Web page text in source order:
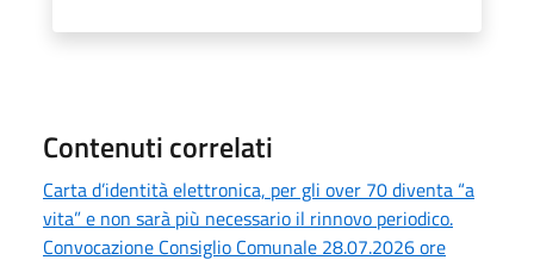
Contenuti correlati
Carta d’identità elettronica, per gli over 70 diventa “a
vita” e non sarà più necessario il rinnovo periodico.
Convocazione Consiglio Comunale 28.07.2026 ore